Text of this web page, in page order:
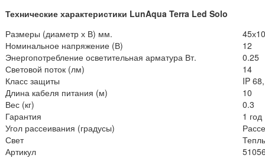
Технические характеристики LunAqua Terra Led Solo
Размеры (диаметр х В) мм.
45х10
Номинальное напряжение (В)
12
Энергопотребление осветительная арматура Вт.
0.25
Световой поток (лм)
14
Класс защиты
IP
Длина кабеля питания (м)
10
Вес (кг)
0.3
Гарантия
1 год
Угол рассеивания (градусы)
Свет
Артикул